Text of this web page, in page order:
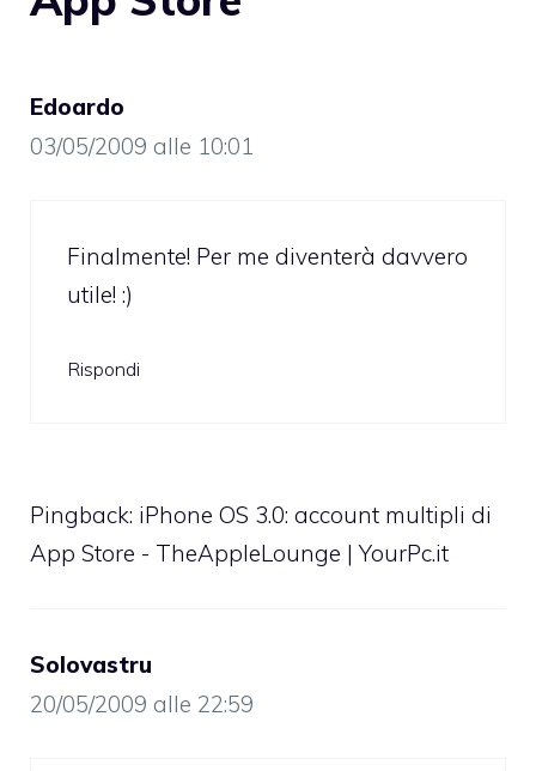
Edoardo
03/05/2009 alle 10:01
Finalmente! Per me diventerà davvero
utile! :)
Rispondi
Pingback: iPhone OS 3.0: account multipli di
App Store - TheAppleLounge | YourPc.it
Solovastru
20/05/2009 alle 22:59